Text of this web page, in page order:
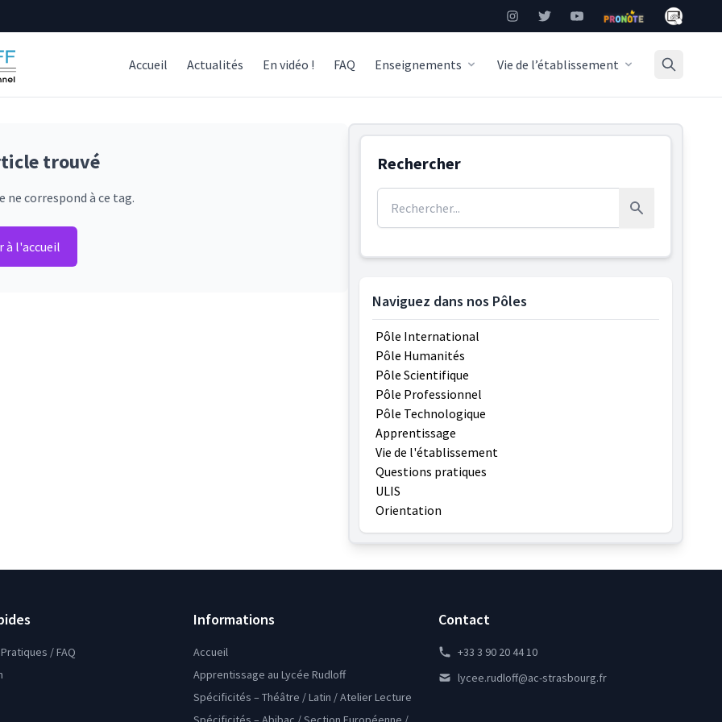
InstagramTwitterYouTubePronote Mon
Accueil Actualités En vidéo ! FAQ Enseignements Vie de l’établissement
trouvé
ne correspond à ce tag.
à l'accueil
Rechercher
Rechercher
Naviguez dans nos Pôles
Pôle International
Pôle Humanités
Pôle Scientifique
Pôle Professionnel
Pôle Technologique
Apprentissage
Vie de l'établissement
Questions pratiques
ULIS
Orientation
/ FAQ
Informations
Accueil
Apprentissage au Lycée Rudloff
Spécificités – Théâtre / Latin / Atelier Lecture
Contact
+33 3 90 20 44 10
lycee.rudloff@ac-strasbourg.fr